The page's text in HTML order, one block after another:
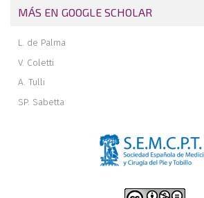
MÁS EN GOOGLE SCHOLAR
L. de Palma
V. Coletti
A. Tulli
SP. Sabetta